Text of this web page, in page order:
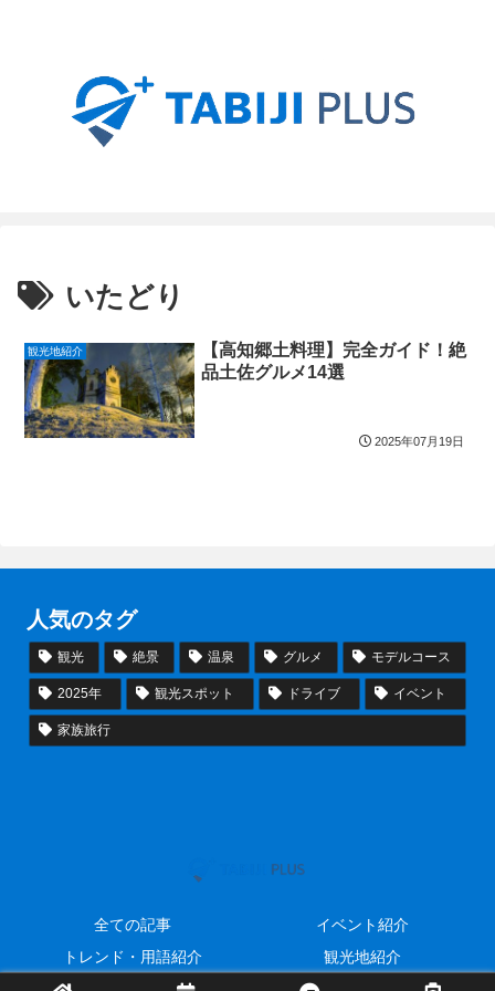
いたどり
観光地紹介
【高知郷土料理】完全ガイド！絶
品土佐グルメ14選
2025年07月19日
人気のタグ
観光 絶景 温泉 グルメ モデルコース
2025年 観光スポット ドライブ イベント
家族旅行
全ての記事
イベント紹介
トレンド・用語紹介
観光地紹介